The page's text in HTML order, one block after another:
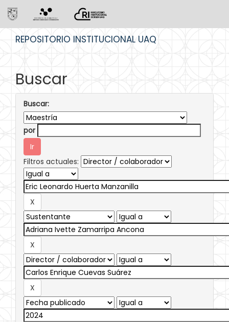
REPOSITORIO INSTITUCIONAL UAQ
Buscar
Buscar:
por
Filtros actuales: